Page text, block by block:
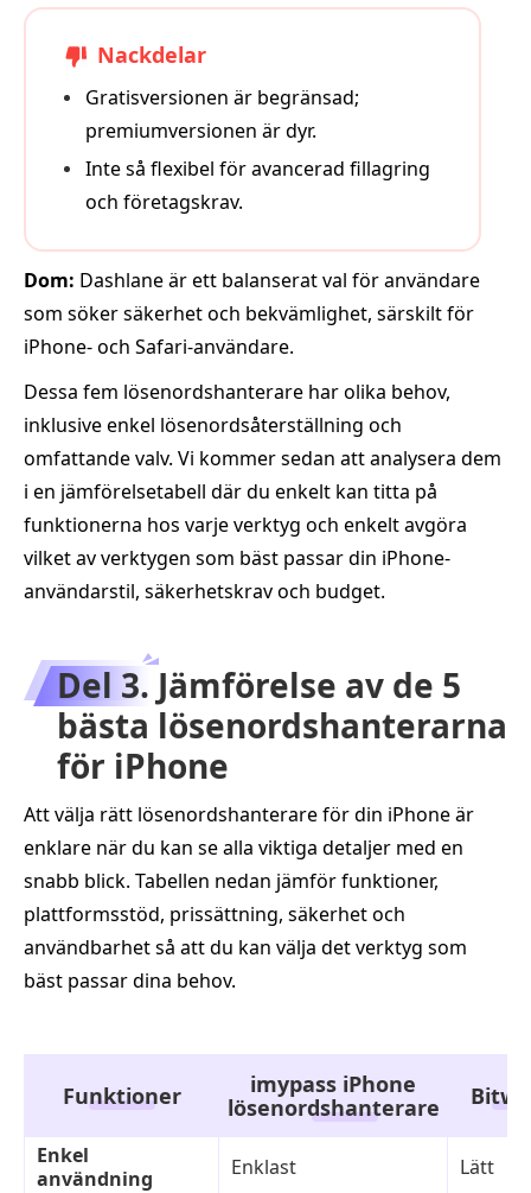
Nackdelar
Gratisversionen är begränsad;
premiumversionen är dyr.
Inte så flexibel för avancerad fillagring
och företagskrav.
Dom: Dashlane är ett balanserat val för användare
som söker säkerhet och bekvämlighet, särskilt för
iPhone- och Safari-användare.
Dessa fem lösenordshanterare har olika behov,
inklusive enkel lösenordsåterställning och
omfattande valv. Vi kommer sedan att analysera dem
i en jämförelsetabell där du enkelt kan titta på
funktionerna hos varje verktyg och enkelt avgöra
vilket av verktygen som bäst passar din iPhone-
användarstil, säkerhetskrav och budget.
Del 3. Jämförelse av de 5
bästa lösenordshanterarna
för iPhone
Att välja rätt lösenordshanterare för din iPhone är
enklare när du kan se alla viktiga detaljer med en
snabb blick. Tabellen nedan jämför funktioner,
plattformsstöd, prissättning, säkerhet och
användbarhet så att du kan välja det verktyg som
bäst passar dina behov.
Funktioner
imypass iPhone
lösenordshanterare
Enkel
användning
Enklast Lätt